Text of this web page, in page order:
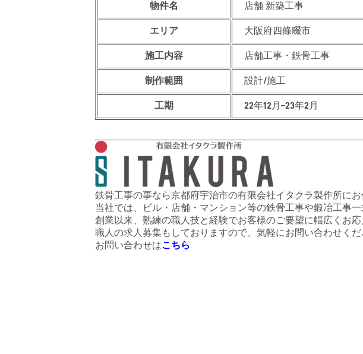
物件名 店舗 新築工事
エリア 大阪府四條畷市
施工内容 店舗工事・鉄骨工事
制作範囲 設計/施工
工期 22年12月–23年2月
鉄骨工事の事なら京都府宇治市の有限会社イタクラ製作所にお
当社では、ビル・店舗・マンション等の鉄骨工事や鍛冶工事一
創業以来、熟練の職人技と経験でお客様のご要望に幅広くお
職人の求人募集もしておりますので、気軽にお問い合わせくだ
お問い合わせはこちら